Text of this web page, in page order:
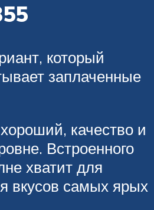
который
заплаченные
качество и
Встроенного
хватит для
вкусов самых ярых